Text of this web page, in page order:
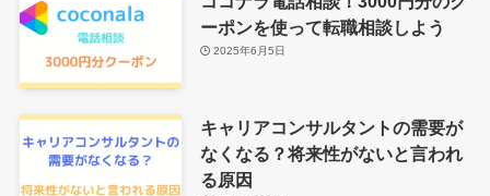
ーポンを使って転職相談しよう
2025年6月5日
キャリアコンサルタントの需要が
なくなる？将来性がないと言われ
る原因